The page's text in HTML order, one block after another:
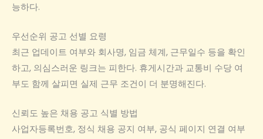
능하다.
우선순위 공고 선별 요령
최근 업데이트 여부와 회사명, 임금 체계, 근무일수 등을 확인
하고, 의심스러운 링크는 피한다. 휴게시간과 교통비 수당 여
부도 함께 살피면 실제 근무 조건이 더 분명해진다.
신뢰도 높은 채용 공고 식별 방법
사업자등록번호, 정식 채용 공지 여부, 공식 페이지 연결 여부